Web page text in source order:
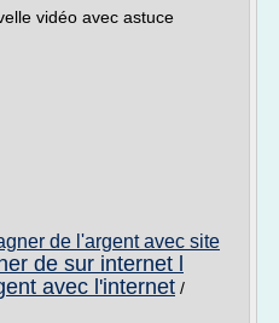
vidéo avec astuce
de l'argent avec site
de sur internet l
avec l'internet /